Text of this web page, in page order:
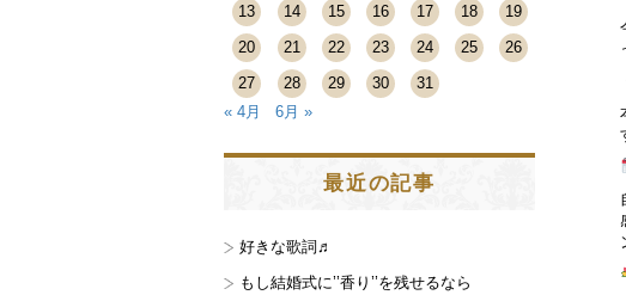
13
14 15 16 17 18
19
20
21 22 23 24 25
26
27
28 29 30
31
« 4月
6月 »
最近の記事
好きな歌詞♬
もし結婚式に’’香り’’を残せるなら